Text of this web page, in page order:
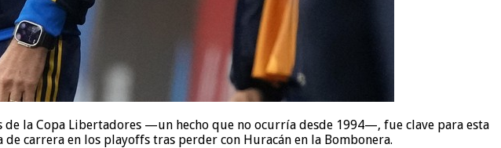
la Copa Libertadores —un hecho que no ocurría desde 1994—, fue clave para esta
carrera en los playoffs tras perder con Huracán en la Bombonera.